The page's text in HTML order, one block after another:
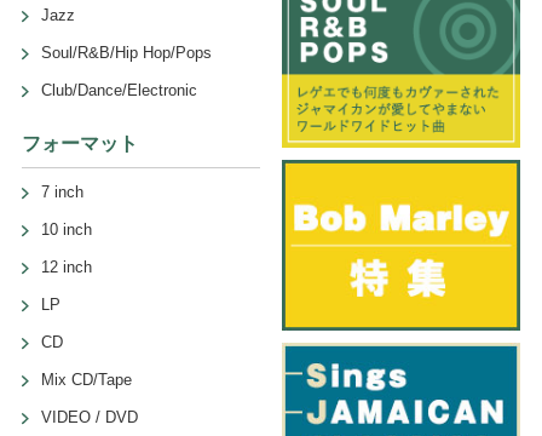
Jazz
Soul/R&B/Hip Hop/Pops
Club/Dance/Electronic
フォーマット
7 inch
10 inch
12 inch
LP
CD
Mix CD/Tape
VIDEO / DVD